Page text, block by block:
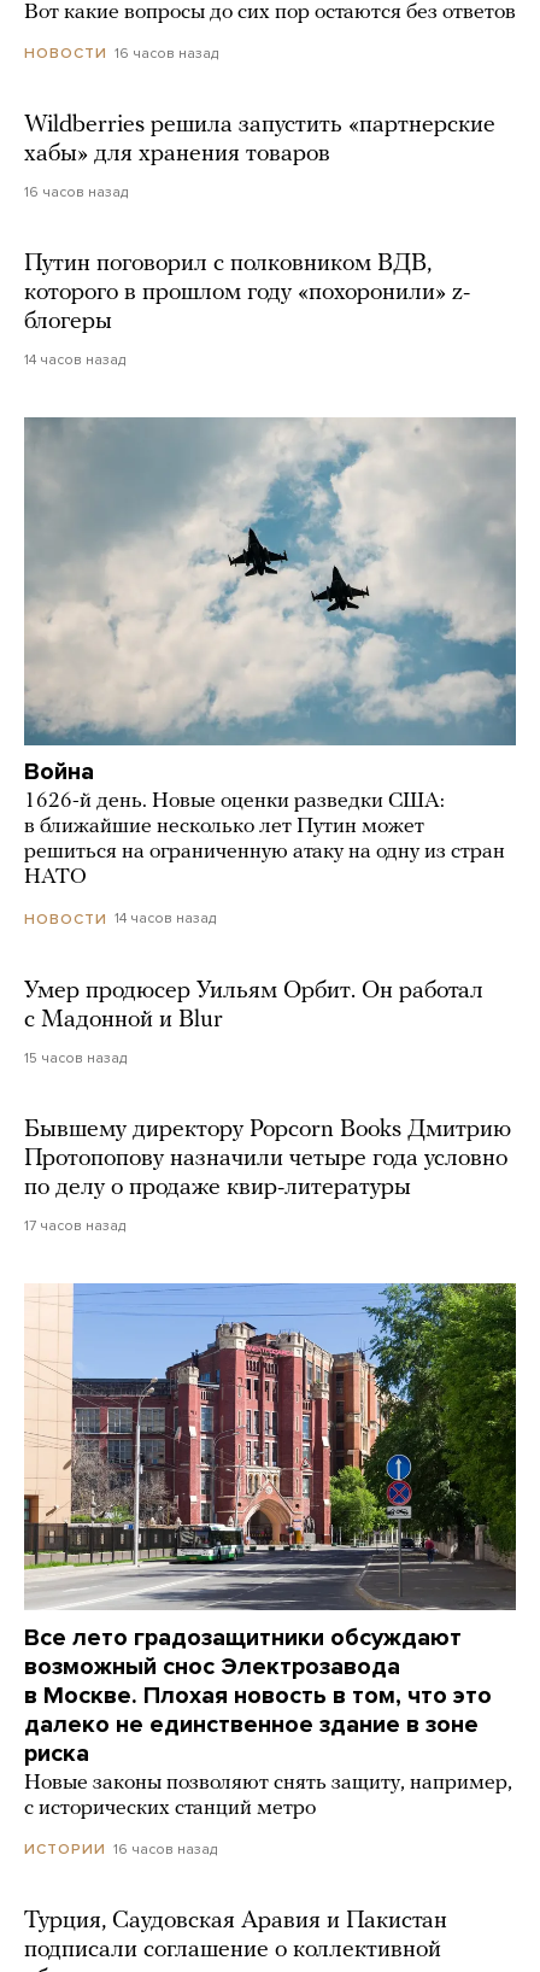
Вот какие вопросы до сих пор остаются без ответов
НОВОСТИ 16 часов назад
Wildberries решила запустить «партнерские
хабы» для хранения товаров
16 часов назад
Путин поговорил с полковником ВДВ,
которого в прошлом году «похоронили» z-
блогеры
14 часов назад
Война
1626-й день. Новые оценки разведки США:
в ближайшие несколько лет Путин может
решиться на ограниченную атаку на одну из стран
НАТО
НОВОСТИ 14 часов назад
Умер продюсер Уильям Орбит. Он работал
с Мадонной и Blur
15 часов назад
Бывшему директору Popcorn Books Дмитрию
Протопопову назначили четыре года условно
по делу о продаже квир-литературы
17 часов назад
Все лето градозащитники обсуждают
возможный снос Электрозавода
в Москве. Плохая новость в том, что это
далеко не единственное здание в зоне
риска
Новые законы позволяют снять защиту, например,
с исторических станций метро
ИСТОРИИ 16 часов назад
Турция, Саудовская Аравия и Пакистан
подписали соглашение о коллективной